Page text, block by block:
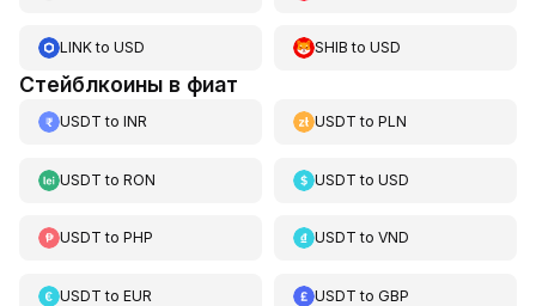
LINKto USD SHIB toUSD
Стейблкоины в фиат
USDT to INR USDT toPLN
USDT to RON USDT toUSD
USDT to PHP USDT toVND
USDT to EUR USDT toGBP